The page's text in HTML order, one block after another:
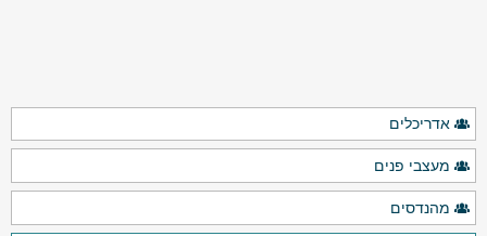
אדריכלים
מעצבי פנים
מהנדסים